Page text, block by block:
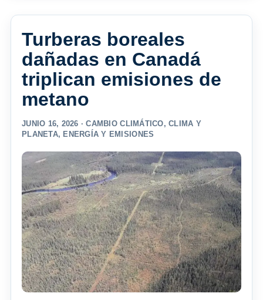
Turberas boreales
dañadas en Canadá
triplican emisiones de
metano
JUNIO 16, 2026 ·CAMBIO CLIMÁTICO,CLIMA Y
PLANETA, ENERGÍA Y EMISIONES